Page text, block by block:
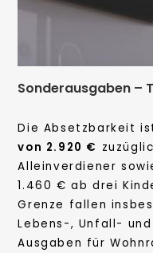
Sonderausgaben –
Die Absetzbarkeit
von 2.920 €
Alleinverdiener
1.460 € ab drei
Grenze fallen
Lebens-, Unfall-
Ausgaben für